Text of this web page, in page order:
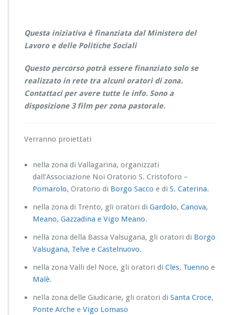
Questa iniziativa è finanziata dal Ministero del
Lavoro e delle Politiche Sociali
Questo percorso potrà essere finanziato solo se
realizzato in rete tra alcuni oratori di zona.
Contattaci per avere tutte le info. Sono a
disposizione 3 film per zona pastorale.
Verranno proiettati
nella zona di Vallagarina, organizzati
dall’Associazione Noi Oratorio S. Cristoforo –
Pomarolo, Oratorio di Borgo Sacco e di S. Caterina.
nella zona di Trento, gli oratori di Gardolo, Canova,
Meano, Gazzadina e Vigo Meano.
nella zona della Bassa Valsugana, gli oratori di Borgo
Valsugana, Telve e Castelnuovo.
nella zona Valli del Noce, gli oratori di Cles, Tuenno e
Malè.
nella zona delle Giudicarie, gli oratori di Santa Croce,
Ponte Arche e Vigo Lomaso